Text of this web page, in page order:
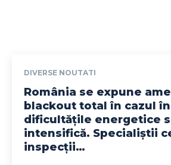
DIVERSE NOUTATI
România se expune
blackout total în cazul
dificultățile energetice
intensifică. Specialiștii
inspecții…